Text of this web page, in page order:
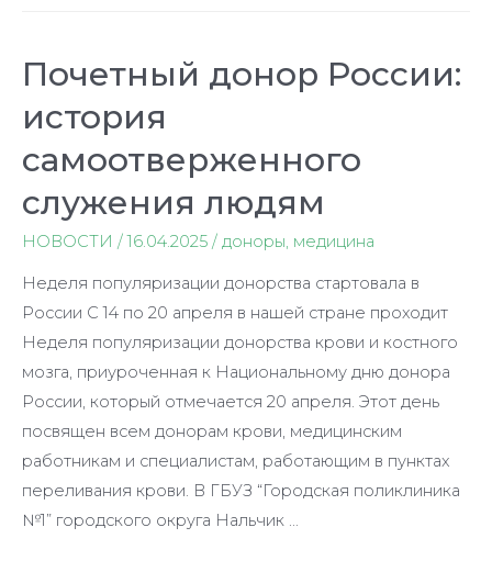
Почетный донор России:
история
самоотверженного
служения людям
НОВОСТИ /16.04.2025 / доноры, медицина
Неделя популяризации донорства стартовала в
России С 14 по 20 апреля в нашей стране проходит
Неделя популяризации донорства крови и костного
мозга, приуроченная к Национальному дню донора
России, который отмечается 20 апреля. Этот день
посвящен всем донорам крови, медицинским
работникам и специалистам, работающим в пунктах
переливания крови. В ГБУЗ “Городская поликлиника
№1” городского округа Нальчик …